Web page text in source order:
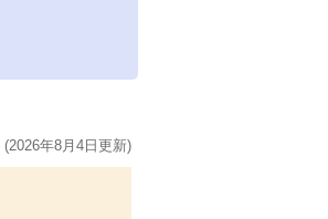
(2026年8月4日更新)